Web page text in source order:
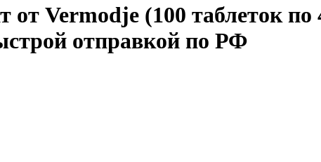
от Vermodje (100 таблеток
отправкой по РФ